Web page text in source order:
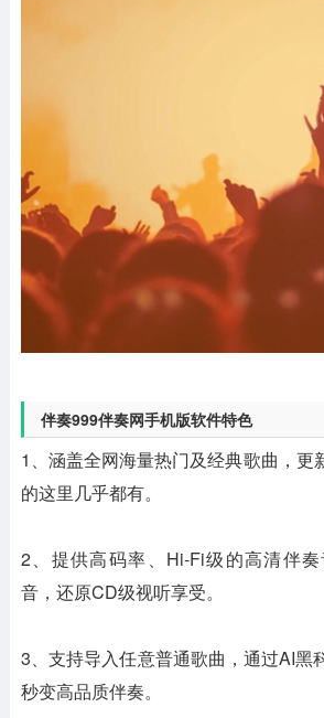
伴奏999伴奏网手机版软件特色
1、涵盖全网海量热门及经典歌曲，更
的这里几乎都有。
2、提供高码率、Hi-Fi级的高清伴
音，还原CD级视听享受。
3、支持导入任意普通歌曲，通过AI黑
秒变高品质伴奏。